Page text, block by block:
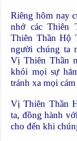
Riêng hôm nay
nhớ các Thiên
Thiên Thần Hộ
người chúng ta
Vị Thiên Thần
khỏi mọi sự
tránh xa mọi
Vị Thiên Thần
ta, đồng hành
cho đến khi